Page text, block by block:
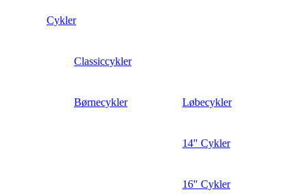
Cykler
Classiccykler
Børnecykler Løbecykler
14″ Cykler
16″ Cykler